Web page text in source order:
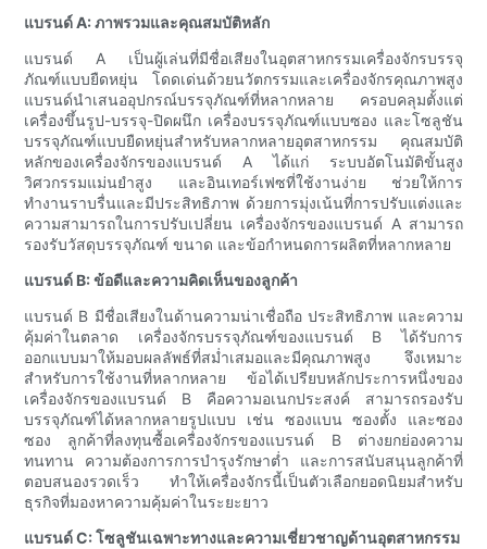
แบรนด์ A: ภาพรวมและคุณสมบัติหลัก
แบรนด์ A เป็นผู้เล่นที่มีชื่อเสียงในอุตสาหกรรมเครื่องจักรบรรจุ
ภัณฑ์แบบยืดหยุ่น โดดเด่นด้วยนวัตกรรมและเครื่องจักรคุณภาพสูง
แบรนด์นำเสนออุปกรณ์บรรจุภัณฑ์ที่หลากหลาย ครอบคลุมตั้งแต่
เครื่องขึ้นรูป-บรรจุ-ปิดผนึก เครื่องบรรจุภัณฑ์แบบซอง และโซลูชัน
บรรจุภัณฑ์แบบยืดหยุ่นสำหรับหลากหลายอุตสาหกรรม คุณสมบัติ
หลักของเครื่องจักรของแบรนด์ A ได้แก่ ระบบอัตโนมัติขั้นสูง
วิศวกรรมแม่นยำสูง และอินเทอร์เฟซที่ใช้งานง่าย ช่วยให้การ
ทำงานราบรื่นและมีประสิทธิภาพ ด้วยการมุ่งเน้นที่การปรับแต่งและ
ความสามารถในการปรับเปลี่ยน เครื่องจักรของแบรนด์ A สามารถ
รองรับวัสดุบรรจุภัณฑ์ ขนาด และข้อกำหนดการผลิตที่หลากหลาย
แบรนด์ B: ข้อดีและความคิดเห็นของลูกค้า
แบรนด์ B มีชื่อเสียงในด้านความน่าเชื่อถือ ประสิทธิภาพ และความ
คุ้มค่าในตลาด เครื่องจักรบรรจุภัณฑ์ของแบรนด์ B ได้รับการ
ออกแบบมาให้มอบผลลัพธ์ที่สม่ำเสมอและมีคุณภาพสูง จึงเหมาะ
สำหรับการใช้งานที่หลากหลาย ข้อได้เปรียบหลักประการหนึ่งของ
เครื่องจักรของแบรนด์ B คือความอเนกประสงค์ สามารถรองรับ
บรรจุภัณฑ์ได้หลากหลายรูปแบบ เช่น ซองแบน ซองตั้ง และซอง
ซอง ลูกค้าที่ลงทุนซื้อเครื่องจักรของแบรนด์ B ต่างยกย่องความ
ทนทาน ความต้องการการบำรุงรักษาต่ำ และการสนับสนุนลูกค้าที่
ตอบสนองรวดเร็ว ทำให้เครื่องจักรนี้เป็นตัวเลือกยอดนิยมสำหรับ
ธุรกิจที่มองหาความคุ้มค่าในระยะยาว
แบรนด์ C: โซลูชันเฉพาะทางและความเชี่ยวชาญด้านอุตสาหกรรม